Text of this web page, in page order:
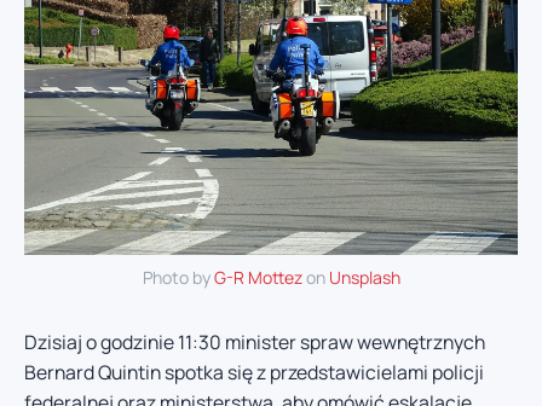
Photo byG-R Mottezon Unsplash
Dzisiaj o godzinie 11:30 minister spraw wewnętrznych
Bernard Quintin spotka się z przedstawicielami policji